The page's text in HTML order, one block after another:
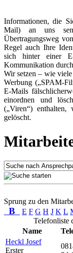
Informationen, die
Mail) an uns
Übertragungsweg
Regel auch Ihre
sich hinter einer E-
Kommunikation
Wir setzen – wie
Werbung („SPAM-
E-Mails
einordnen und
(„Viren“)
gelöscht.
Sprung zu den
B E F G H J K L
Telefonliste
Name
Heckl Josef
Erster